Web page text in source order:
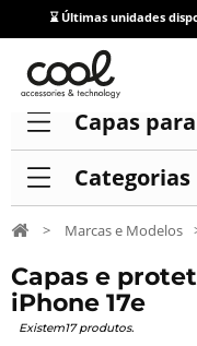
⌛ Últimas unidades
Capas
Categorias
> Marcas e Modelos
Capas e
iPhone 17e
Existem17 produtos.